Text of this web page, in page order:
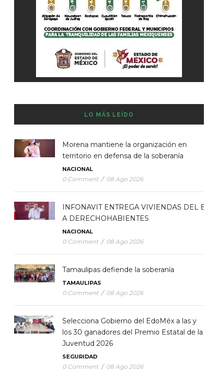
LO MÁS LEÍDO
Morena mantiene la organización en
territorio en defensa de la soberanía
NACIONAL
0 Comment / 08 Ago 2026
INFONAVIT ENTREGA VIVIENDAS DEL
A DERECHOHABIENTES
NACIONAL
0 Comment / 08 Ago 2026
Tamaulipas defiende la soberanía
TAMAULIPAS
0 Comment / 08 Ago 2026
Selecciona Gobierno del EdoMéx a las y
los 30 ganadores del Premio Estatal de la
Juventud 2026
SEGURIDAD
0 Comment / 08 Ago 2026